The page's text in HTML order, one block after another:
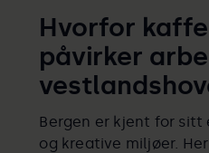
Hvorfor
påvirker
Bergen er kjent for
og kreative miljøer.